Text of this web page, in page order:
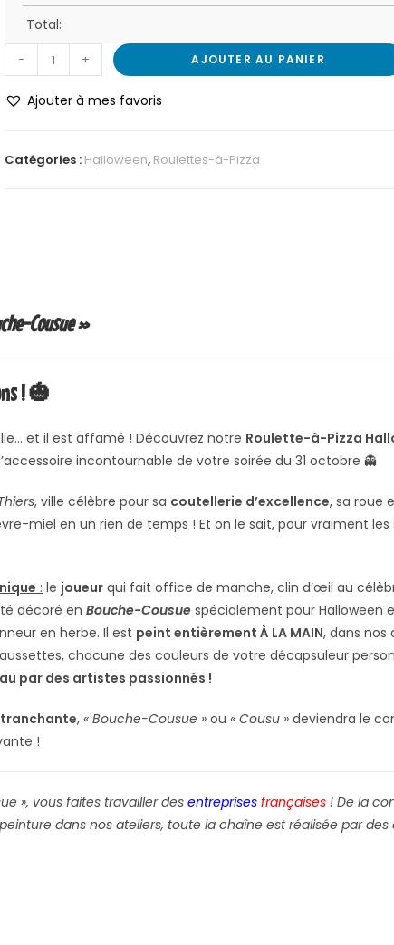
Total:
- + AJOUTER AU PANIER
Ajouter à mes favoris
Catégories : Halloween, Roulettes-à-Pizza
Cousue »
! 🎃
et il est affamé ! Découvrez notre Roulette-à-Pizza
incontournable de votre soirée du 31 octobre 👻
, ville célèbre pour sa coutellerie d’excellence, sa roue
miel en un rien de temps ! Et on le sait, pour vraiment les
: le joueur qui fait office de manche, clin d’œil au
décoré en Bouche-Cousue spécialement pour Halloween
en herbe. Il est peint entièrement À LA MAIN, dans nos
chacune des couleurs de votre décapsuleur
par des artistes passionnés !
tranchante, « Bouche-Cousue » ou « Cousu » deviendra le
!
», vous faites travailler des entreprises françaises ! De la
dans nos ateliers, toute la chaîne est réalisée par des